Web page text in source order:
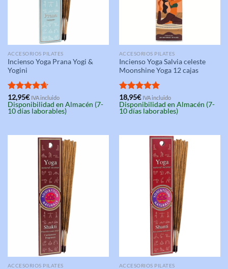
ACCESORIOS PILATES
Incienso Yoga Prana Yogi &
Yogini
Valorado
con4.67
de 5
12,95€ IVA incluido
Disponibilidad en Almacén (7-
10 días laborables)
ACCESORIOS PILATES
Incienso Yoga Salvia celeste
Moonshine Yoga 12 cajas
Valorado
con5.00
de 5
18,95€ IVA incluido
Disponibilidad en Almacén (7-
10 días laborables)
ACCESORIOS PILATES ACCESORIOS PILATES